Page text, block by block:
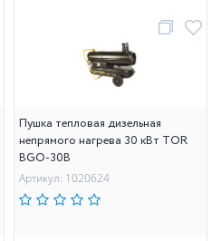
Пушка тепловая дизельная
непрямого нагрева 30 кВт TOR
BGO-30B
Артикул: 1020624